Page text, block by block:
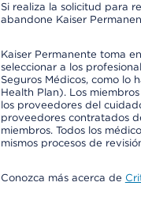
Si realiza la solicitud para
abandone Kaiser
Kaiser Permanente toma
seleccionar a los
Seguros Médicos, como lo
Health Plan). Los
los proveedores del
proveedores contratados
miembros. Todos los
mismos procesos de
Conozca más acerca de